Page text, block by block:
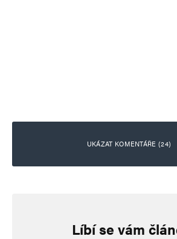
UKÁZAT KOMENTÁŘE (24)
23. 5. 2025 (6:17)
Líbí se vám